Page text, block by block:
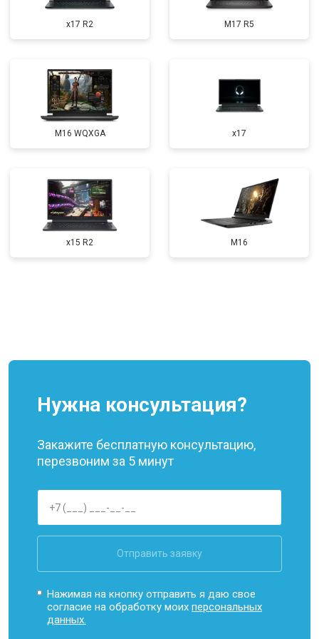
Прошивка BIOS от 1500 ₽ Заказать
Замена северного моста от 3500 ₽
x17 R2 M17 R5
M16 WQXGA x17
x15 R2 M16
Нужна консультация?
Закажите бесплатную консультацию,
перезвоним за 5 минут
Отправить заявку
Нажимая на кнопку отправить я даю свое
согласие на обработку моихперсональных
данных.